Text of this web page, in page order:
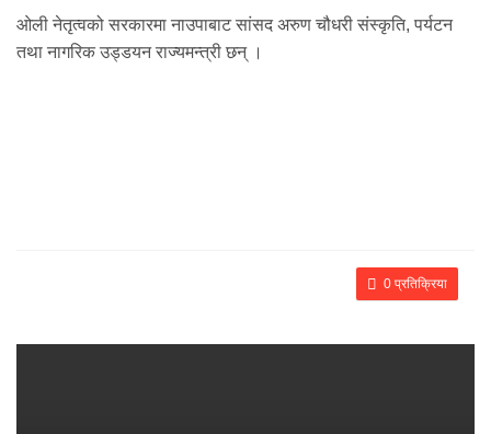
ओली नेतृत्वको सरकारमा नाउपाबाट सांसद अरुण चौधरी संस्कृति, पर्यटन
तथा नागरिक उड्डयन राज्यमन्त्री छन् ।
0 प्रतिक्रिया